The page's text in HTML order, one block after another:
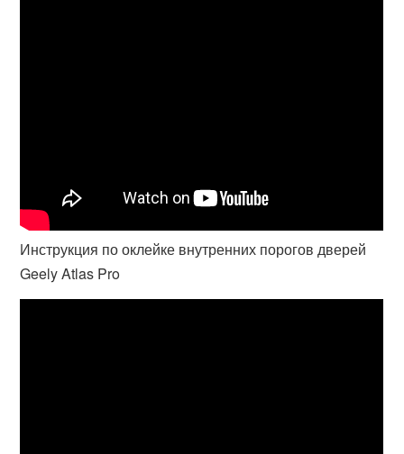
Инструкция по оклейке внутренних порогов дверей
Geely Atlas Pro